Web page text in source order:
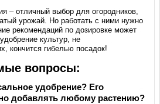
– отличный выбор для огородников,
урожай. Но работать с ними нужно
рекомендаций по дозировке может
культур, не
кончится гибелью посадок!
вопросы:
удобрение? Его
добавлять любому растению?